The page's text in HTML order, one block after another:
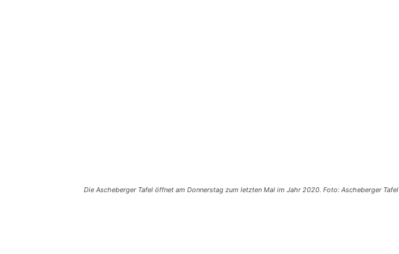
Die Ascheberger Tafel öffnet am Donnerstag zum letzten Mal im Jahr 2020. Foto: Ascheberger Tafel